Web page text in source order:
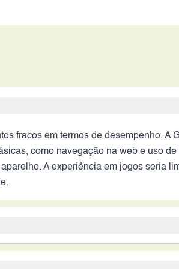
fracos em termos de desempenho. A
como navegação na web e uso
A experiência em jogos seria